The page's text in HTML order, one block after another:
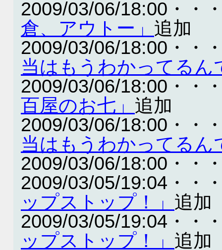
2009/03/06/18:00・・
倉、アウトー」 追加
2009/03/06/18:00・・
当はもうわかってるん
2009/03/06/18:00・・
百屋のお七」 追加
2009/03/06/18:00・・
当はもうわかってるん
2009/03/06/18:00・・
2009/03/05/19:04・・
ップストップ！」 追加
2009/03/05/19:04・・
ップストップ！」 追加